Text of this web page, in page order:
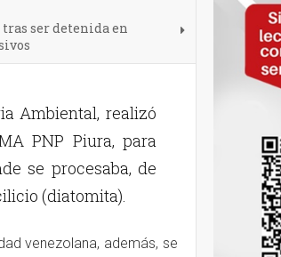
ser detenida en
Ambiental, realizó
PNP Piura, para
se procesaba, de
(diatomita).
venezolana, además, se